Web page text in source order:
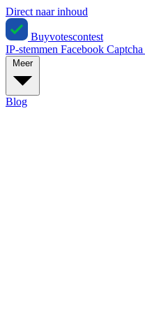
Direct naar inhoud
Buyvotescontest
IP-stemmen Facebook Captcha
Meer
Blog